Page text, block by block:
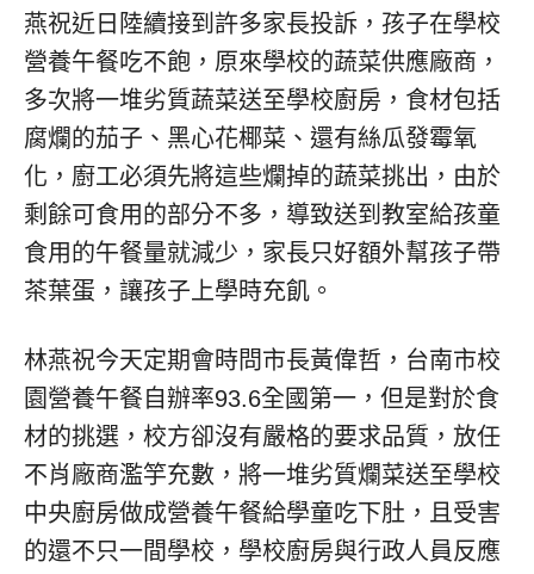
燕祝近日陸續接到許多家長投訴，孩子在學校
營養午餐吃不飽，原來學校的蔬菜供應廠商，
多次將一堆劣質蔬菜送至學校廚房，食材包括
腐爛的茄子、黑心花椰菜、還有絲瓜發霉氧
化，廚工必須先將這些爛掉的蔬菜挑出，由於
剩餘可食用的部分不多，導致送到教室給孩童
食用的午餐量就減少，家長只好額外幫孩子帶
茶葉蛋，讓孩子上學時充飢。
林燕祝今天定期會時問市長黃偉哲，台南市校
園營養午餐自辦率93.6全國第一，但是對於食
材的挑選，校方卻沒有嚴格的要求品質，放任
不肖廠商濫竽充數，將一堆劣質爛菜送至學校
中央廚房做成營養午餐給學童吃下肚，且受害
的還不只一間學校，學校廚房與行政人員反應